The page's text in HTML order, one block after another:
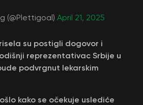
(@Plettigoal) April 21, 2025
su postigli dogovor i
reprezentativac Srbije u
podvrgnut lekarskim
kako se očekuje uslediće